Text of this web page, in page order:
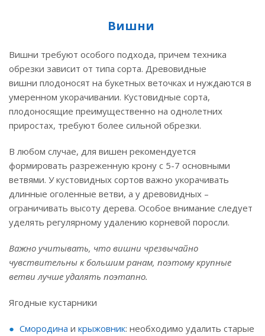
Вишни
Вишни требуют особого подхода, причем техника
обрезки зависит от типа сорта. Древовидные
вишни плодоносят на букетных веточках и нуждаются в
умеренном укорачивании. Кустовидные сорта,
плодоносящие преимущественно на однолетних
приростах, требуют более сильной обрезки.
В любом случае, для вишен рекомендуется
формировать разреженную крону с 5-7 основными
ветвями. У кустовидных сортов важно укорачивать
длинные оголенные ветви, а у древовидных –
ограничивать высоту дерева. Особое внимание следует
уделять регулярному удалению корневой поросли.
Важно учитывать, что вишни чрезвычайно
чувствительны к большим ранам, поэтому крупные
ветви лучше удалять поэтапно.
Ягодные кустарники
Смородина и крыжовник: необходимо удалить старые